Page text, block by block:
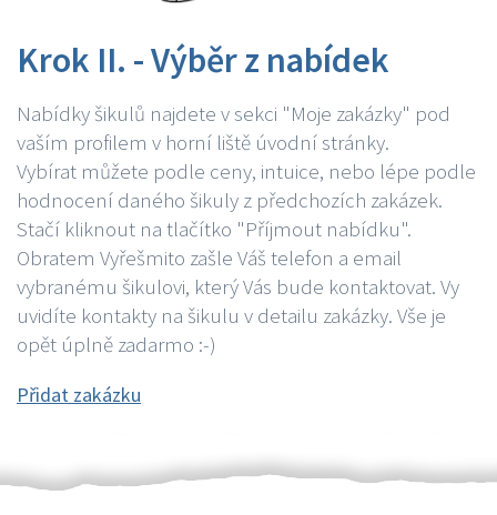
Krok II. - Výběr z nabídek
Nabídky šikulů najdete v sekci "Moje zakázky" pod
vaším profilem v horní liště úvodní stránky.
Vybírat můžete podle ceny, intuice, nebo lépe podle
hodnocení daného šikuly z předchozích zakázek.
Stačí kliknout na tlačítko "Příjmout nabídku".
Obratem Vyřešmito zašle Váš telefon a email
vybranému šikulovi, který Vás bude kontaktovat. Vy
uvidíte kontakty na šikulu v detailu zakázky. Vše je
opět úplně zadarmo :-)
Přidat zakázku